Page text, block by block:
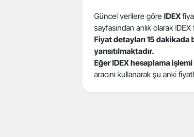
Güncel verilere göre IDEX
sayfasından anlık olarak
Fiyat detayları 15 dakikada
yansıtılmaktadır.
Eğer IDEX hesaplama
aracını kullanarak şu anki